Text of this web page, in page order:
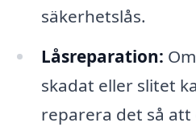
säkerhetslås.
Låsreparation:
skadat eller slitet
reparera det så